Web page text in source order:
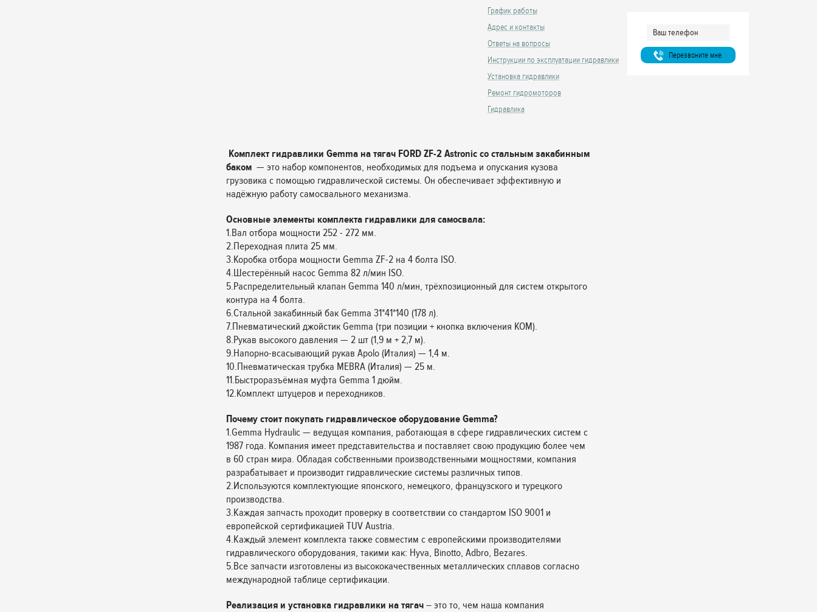
График работы
Адрес и контакты
Ответы на вопросы
Инструкции по эксплуатации гидравлики
Установка гидравлики
Ремонт гидромоторов
Гидравлика
Перезвоните мне.
Комплект гидравлики Gemma на тягач FORD ZF-2 Astronic со стальным закабинным
баком — это набор компонентов, необходимых для подъема и опускания кузова
грузовика с помощью гидравлической системы. Он обеспечивает эффективную и
надёжную работу самосвального механизма.
Основные элементы комплекта гидравлики для самосвала:
1.Вал отбора мощности 252 - 272 мм.
2.Переходная плита 25 мм.
3.Коробка отбора мощности Gemma ZF-2 на 4 болта ISO.
4.Шестерённый насос Gemma 82 л/мин ISO.
5.Распределительный клапан Gemma 140 л/мин, трёхпозиционный для систем открытого
контура на 4 болта.
6.Стальной закабинный бак Gemma 31*41*140 (178 л).
7.Пневматический джойстик Gemma (три позиции + кнопка включения КОМ).
8.Рукав высокого давления — 2 шт (1,9 м + 2,7 м).
9.Напорно-всасывающий рукав Apolo (Италия) — 1,4 м.
10.Пневматическая трубка MEBRA (Италия) — 25 м.
11.Быстроразъёмная муфта Gemma 1 дюйм.
12.Комплект штуцеров и переходников.
Почему стоит покупать гидравлическое оборудование Gemma?
1.Gemma Hydraulic — ведущая компания, работающая в сфере гидравлических систем с
1987 года. Компания имеет представительства и поставляет свою продукцию более чем
в 60 стран мира. Обладая собственными производственными мощностями, компания
разрабатывает и производит гидравлические системы различных типов.
2.Используются комплектующие японского, немецкого, французского и турецкого
производства.
3.Каждая запчасть проходит проверку в соответствии со стандартом ISO 9001 и
европейской сертификацией TUV Austria.
4.Каждый элемент комплекта также совместим с европейскими производителями
гидравлического оборудования, такими как: Hyva, Binotto, Adbro, Bezares.
5.Все запчасти изготовлены из высококачественных металлических сплавов согласно
международной таблице сертификации.
Реализация и установка гидравлики на тягач – это то, чем наша компания